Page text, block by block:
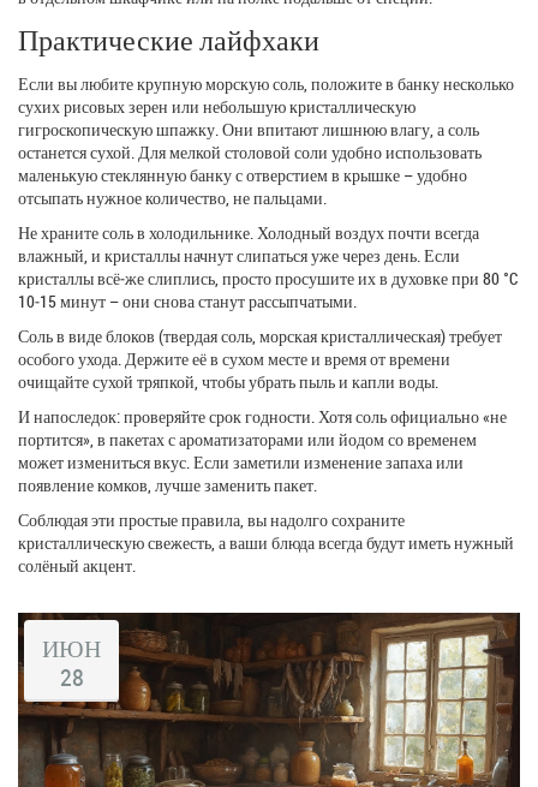
Практические лайфхаки
Если вы любите крупную морскую соль, положите в банку несколько
сухих рисовых зерен или небольшую кристаллическую
гигроскопическую шпажку. Они впитают лишнюю влагу, а соль
останется сухой. Для мелкой столовой соли удобно использовать
маленькую стеклянную банку с отверстием в крышке – удобно
отсыпать нужное количество, не пальцами.
Не храните соль в холодильнике. Холодный воздух почти всегда
влажный, и кристаллы начнут слипаться уже через день. Если
кристаллы всё‑же слиплись, просто просушите их в духовке при 80 °C
10‑15 минут – они снова станут рассыпчатыми.
Соль в виде блоков (твердая соль, морская кристаллическая) требует
особого ухода. Держите её в сухом месте и время от времени
очищайте сухой тряпкой, чтобы убрать пыль и капли воды.
И напоследок: проверяйте срок годности. Хотя соль официально «не
портится», в пакетах с ароматизаторами или йодом со временем
может измениться вкус. Если заметили изменение запаха или
появление комков, лучше заменить пакет.
Соблюдая эти простые правила, вы надолго сохраните
кристаллическую свежесть, а ваши блюда всегда будут иметь нужный
солёный акцент.
ИЮН
28